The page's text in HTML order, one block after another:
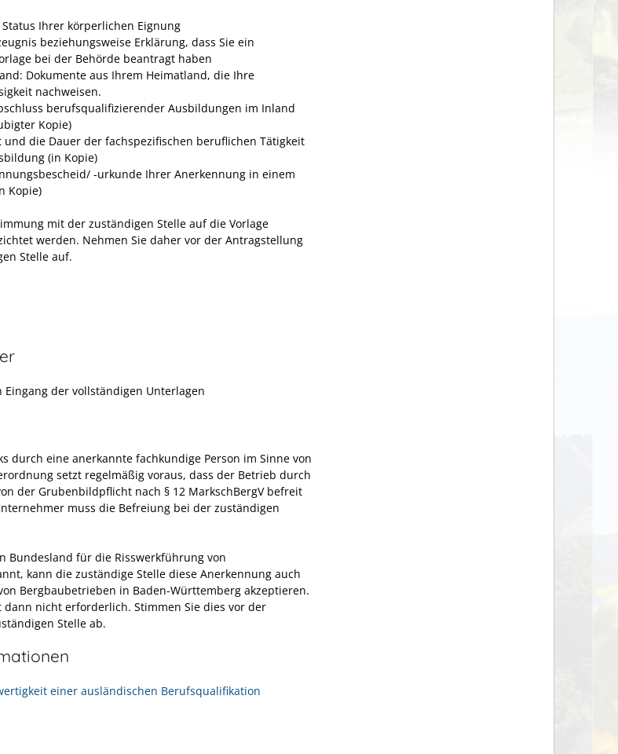
Ihrer körperlichen Eignung
beziehungsweise Erklärung, dass Sie ein
bei der Behörde beantragt haben
Dokumente aus Ihrem Heimatland, die Ihre
nachweisen.
berufsqualifizierender Ausbildungen im Inland
Kopie)
und die Dauer der fachspezifischen beruflichen Tätigkeit
(in Kopie)
-urkunde Ihrer Anerkennung in einem
Kopie)
mit der zuständigen Stelle auf die Vorlage
werden. Nehmen Sie daher vor der Antragstellung
Stelle auf.
Eingang der vollständigen Unterlagen
durch eine anerkannte fachkundige Person im Sinne von
setzt regelmäßig voraus, dass der Betrieb durch
der Grubenbildpflicht nach § 12 MarkschBergV befreit
muss die Befreiung bei der zuständigen
Bundesland für die Risswerkführung von
kann die zuständige Stelle diese Anerkennung auch
Bergbaubetrieben in Baden-Württemberg akzeptieren.
dann nicht erforderlich. Stimmen Sie dies vor der
Stelle ab.
einer ausländischen Berufsqualifikation